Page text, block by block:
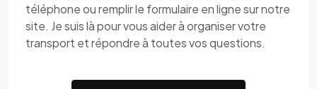
téléphone ou remplir le formulaire en ligne sur notre
site. Je suis là pour vous aider à organiser votre
transport et répondre à toutes vos questions.